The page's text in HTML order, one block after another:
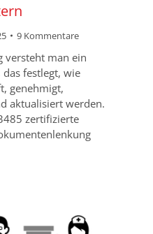
9 Kommentare
versteht man ein
festlegt, wie
genehmigt,
aktualisiert werden.
zertifizierte